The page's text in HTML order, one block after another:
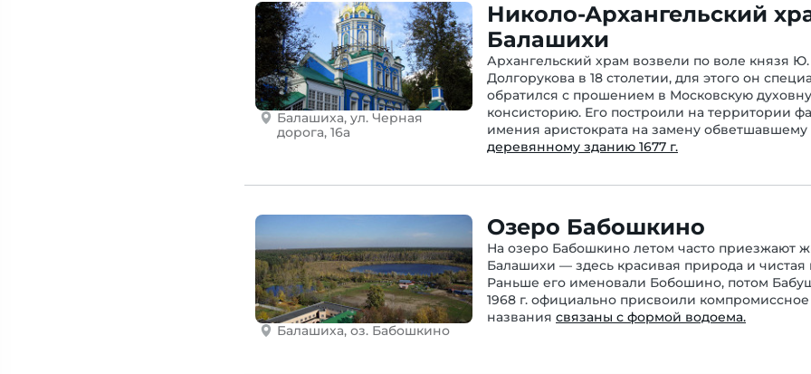
Балашиха, ул. Черная
дорога, 16а
Николо-Архангельский
Балашихи
Архангельский храм возвели по воле князя
Долгорукова в 18 столетии, для этого он
обратился с прошением в Московскую
консисторию. Его построили на территории
имения аристократа на замену обветшавшему
деревянному зданию 1677 г.
Балашиха, оз. Бабошкино
Озеро Бабошкино
На озеро Бабошкино летом часто приезжают
Балашихи — здесь красивая природа и чистая
Раньше его именовали Бобошино, потом
1968 г. официально присвоили
названия связаны с формой водоема.